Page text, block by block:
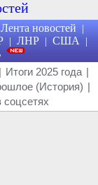
Лента новостей |
| ЛНР | США |
| Итоги 2025 года |
(История) |